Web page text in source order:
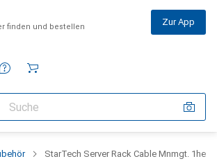
finden und bestellen Zur App
StarTech Server Rack Cable Mnmgt. 1he